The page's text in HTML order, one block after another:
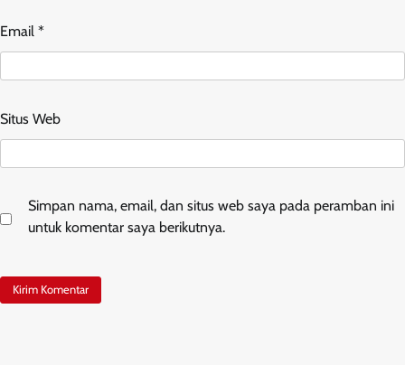
Email *
Situs Web
Simpan nama, email, dan situs web saya pada peramban ini
untuk komentar saya berikutnya.